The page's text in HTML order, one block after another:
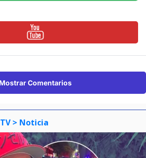
Mostrar Comentarios
> Noticia